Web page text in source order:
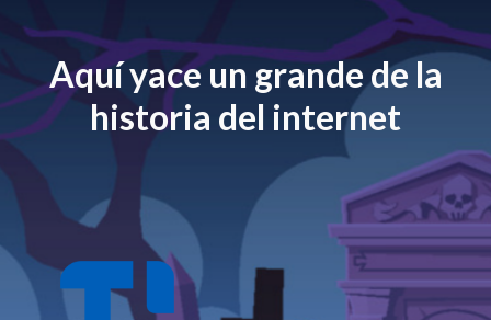
Aquí yace un grande de la
historia del internet